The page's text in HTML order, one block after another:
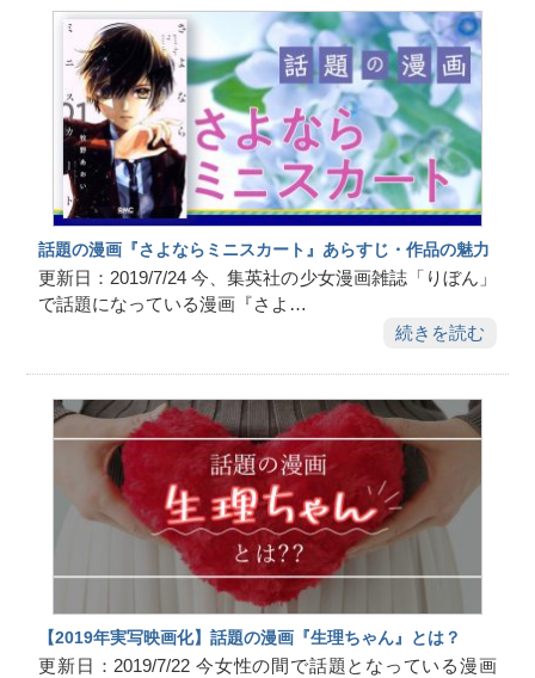
話題の漫画『さよならミニスカート』あらすじ・作品の魅力
更新日：2019/7/24 今、集英社の少女漫画雑誌「りぼん」
で話題になっている漫画『さよ…
続きを読む
【2019年実写映画化】話題の漫画『生理ちゃん』とは？
更新日：2019/7/22 今女性の間で話題となっている漫画